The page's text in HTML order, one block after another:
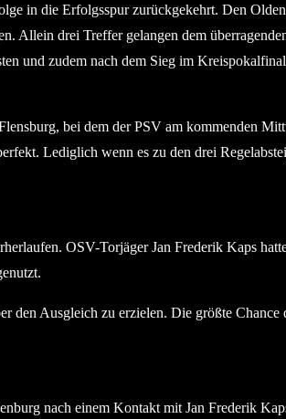
in die Erfolgsspur zurückgekehrt. Den
Allein drei Treffer gelangen dem
und zudem nach dem Sieg im
bei dem der PSV am kommenden
Lediglich wenn es zu den drei
OSV-Torjäger Jan Frederik Kaps
den Ausgleich zu erzielen. Die größte
nach einem Kontakt mit Jan Frederik